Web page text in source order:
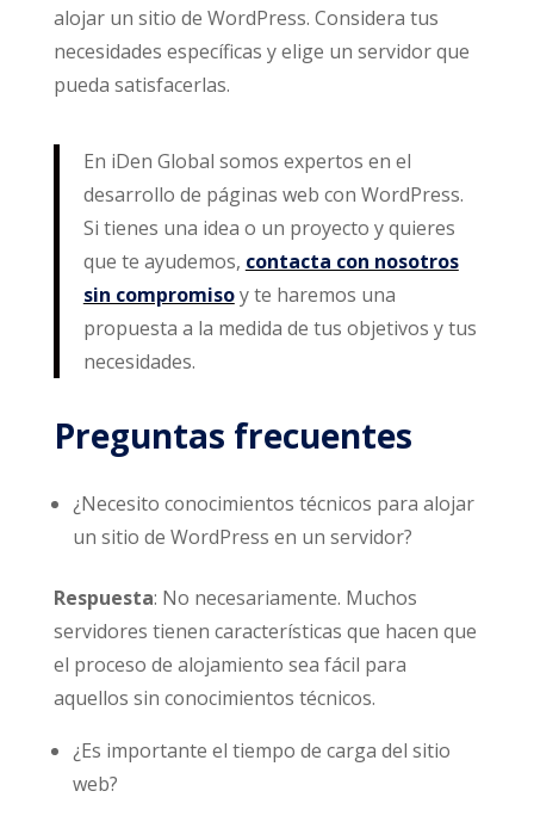
alojar un sitio de WordPress. Considera tus
necesidades específicas y elige un servidor que
pueda satisfacerlas.
En iDen Global somos expertos en el
desarrollo de páginas web con WordPress.
Si tienes una idea o un proyecto y quieres
que te ayudemos, contacta con nosotros
sin compromisoy te haremos una
propuesta a la medida de tus objetivos y tus
necesidades.
Preguntas frecuentes
¿Necesito conocimientos técnicos para alojar
un sitio de WordPress en un servidor?
Respuesta: No necesariamente. Muchos
servidores tienen características que hacen que
el proceso de alojamiento sea fácil para
aquellos sin conocimientos técnicos.
¿Es importante el tiempo de carga del sitio
web?